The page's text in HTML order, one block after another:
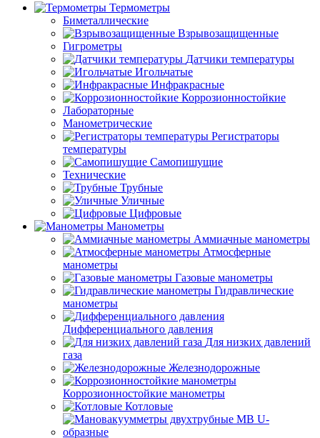
Термометры
Биметаллические
Взрывозащищенные
Гигрометры
Датчики температуры
Игольчатые
Инфракрасные
Коррозионностойкие
Лабораторные
Манометрические
Регистраторы
температуры
Самопишущие
Технические
Трубные
Уличные
Цифровые
Манометры
Аммиачные манометры
Атмосферные
манометры
Газовые манометры
Гидравлические
манометры
Дифференциального давления
Для низких давлений
газа
Железнодорожные
Коррозионностойкие манометры
Котловые